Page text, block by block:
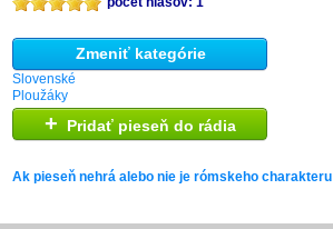
Zmeniť kategórie
Slovenské
Ploužáky
+ Pridať pieseň do rádia
Ak pieseň nehrá alebo nie je rómskeho charakteru